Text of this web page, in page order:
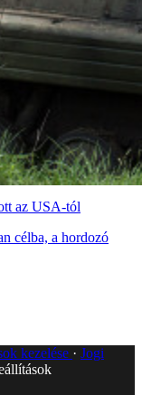
az USA-tól
célba, a hordozó
kezelése
Jogi